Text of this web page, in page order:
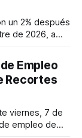
un 2% después
de 2026, a
el impacto
Empleo
Recortes
viernes, 7 de
empleo de